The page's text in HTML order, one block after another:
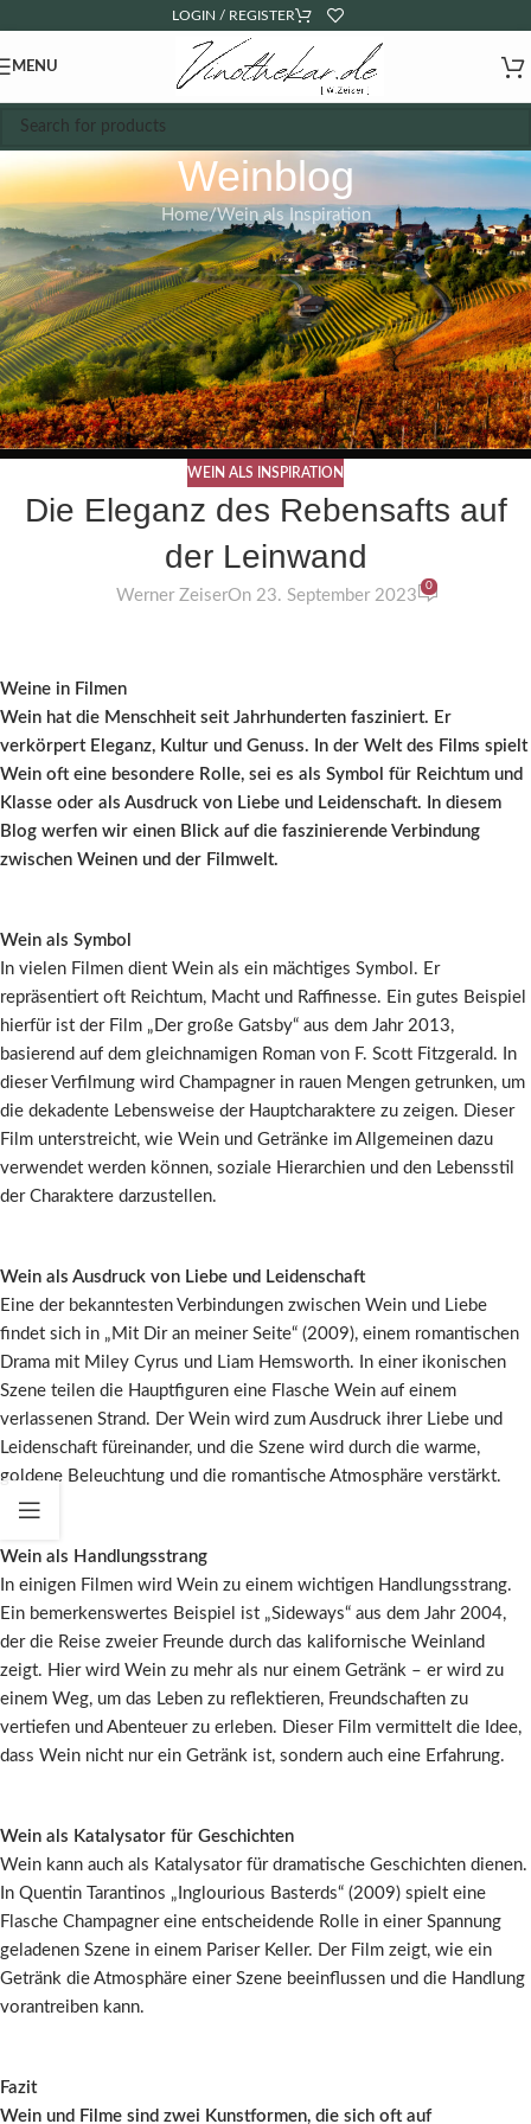
LOGIN / REGISTER
MENU
Weinblog
Home Wein als Inspiration
WEIN ALS INSPIRATION
Die Eleganz des Rebensafts auf
der Leinwand
Werner ZeiserOn 23. September 2023
0
Weine in Filmen
Wein hat die Menschheit seit Jahrhunderten fasziniert. Er
verkörpert Eleganz, Kultur und Genuss. In der Welt des Films spielt
Wein oft eine besondere Rolle, sei es als Symbol für Reichtum und
Klasse oder als Ausdruck von Liebe und Leidenschaft. In diesem
Blog werfen wir einen Blick auf die faszinierende Verbindung
zwischen Weinen und der Filmwelt.
Wein als Symbol
In vielen Filmen dient Wein als ein mächtiges Symbol. Er
repräsentiert oft Reichtum, Macht und Raffinesse. Ein gutes Beispiel
hierfür ist der Film „Der große Gatsby“ aus dem Jahr 2013,
basierend auf dem gleichnamigen Roman von F. Scott Fitzgerald. In
dieser Verfilmung wird Champagner in rauen Mengen getrunken, um
die dekadente Lebensweise der Hauptcharaktere zu zeigen. Dieser
Film unterstreicht, wie Wein und Getränke im Allgemeinen dazu
verwendet werden können, soziale Hierarchien und den Lebensstil
der Charaktere darzustellen.
Wein als Ausdruck von Liebe und Leidenschaft
Eine der bekanntesten Verbindungen zwischen Wein und Liebe
findet sich in „Mit Dir an meiner Seite“ (2009), einem romantischen
Drama mit Miley Cyrus und Liam Hemsworth. In einer ikonischen
Szene teilen die Hauptfiguren eine Flasche Wein auf einem
verlassenen Strand. Der Wein wird zum Ausdruck ihrer Liebe und
Leidenschaft füreinander, und die Szene wird durch die warme,
goldene Beleuchtung und die romantische Atmosphäre verstärkt.
Wein als Handlungsstrang
In einigen Filmen wird Wein zu einem wichtigen Handlungsstrang.
Ein bemerkenswertes Beispiel ist „Sideways“ aus dem Jahr 2004,
der die Reise zweier Freunde durch das kalifornische Weinland
zeigt. Hier wird Wein zu mehr als nur einem Getränk – er wird zu
einem Weg, um das Leben zu reflektieren, Freundschaften zu
vertiefen und Abenteuer zu erleben. Dieser Film vermittelt die Idee,
dass Wein nicht nur ein Getränk ist, sondern auch eine Erfahrung.
Wein als Katalysator für Geschichten
Wein kann auch als Katalysator für dramatische Geschichten dienen.
In Quentin Tarantinos „Inglourious Basterds“ (2009) spielt eine
Flasche Champagner eine entscheidende Rolle in einer Spannung
geladenen Szene in einem Pariser Keller. Der Film zeigt, wie ein
Getränk die Atmosphäre einer Szene beeinflussen und die Handlung
vorantreiben kann.
Fazit
Wein und Filme sind zwei Kunstformen, die sich oft auf